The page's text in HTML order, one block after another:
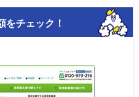
をチェック！